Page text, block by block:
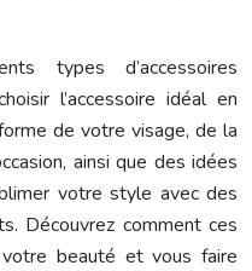
types d’accessoires
l’accessoire idéal en
de votre visage, de la
ainsi que des idées
votre style avec des
Découvrez comment ces
beauté et vous faire